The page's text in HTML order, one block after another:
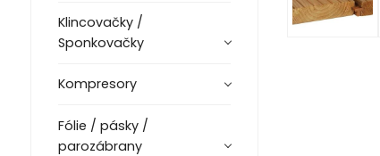
Klincovačky /
Sponkovačky
Kompresory
Fólie / pásky /
parozábrany